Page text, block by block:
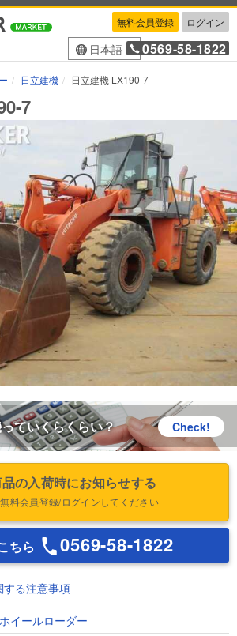
無料会員登録 ログイン
日本語 0569-58-1822
日立建機 日立建機 LX190-7
7
ていくらくらい？ Check!
の入荷時にお知らせする
料会員登録/ログインしてください
ちら 0569-58-1822
する注意事項
ホイールローダー